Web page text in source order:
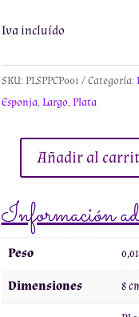
Iva incluído
SKU: PLSPPCP001 Categoría:
Esponja, Largo, Plata
Pendientes
Cadena
Plata
Añadir al
Información
Peso
Dimensiones
8